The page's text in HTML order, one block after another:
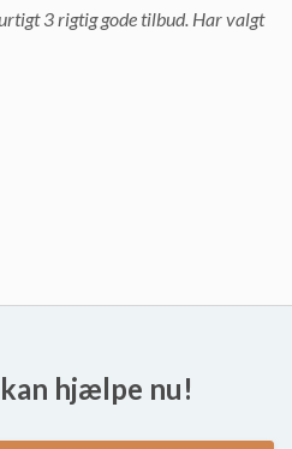
3 rigtig gode tilbud. Har valgt
hjælpe nu!